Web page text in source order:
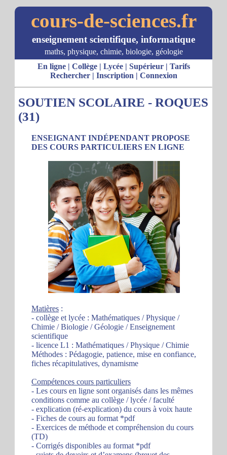
cours-de-sciences.fr
enseignement scientifique, informatique
maths, physique, chimie, biologie, géologie
En ligne| Collège| Lycée| Supérieur| Tarifs
Rechercher| Inscription | Connexion
SOUTIEN SCOLAIRE - ROQUES
(31)
ENSEIGNANT INDÉPENDANT PROPOSE
DES COURS PARTICULIERS EN LIGNE
Matières :
- collège et lycée : Mathématiques / Physique /
Chimie / Biologie / Géologie / Enseignement
scientifique
- licence L1 : Mathématiques / Physique / Chimie
Méthodes : Pédagogie, patience, mise en confiance,
fiches récapitulatives, dynamisme
Compétences cours particuliers
- Les cours en ligne sont organisés dans les mêmes
conditions comme au collège / lycée / faculté
- explication (ré-explication) du cours à voix haute
- Fiches de cours au format *pdf
- Exercices de méthode et compréhension du cours
(TD)
- Corrigés disponibles au format *pdf